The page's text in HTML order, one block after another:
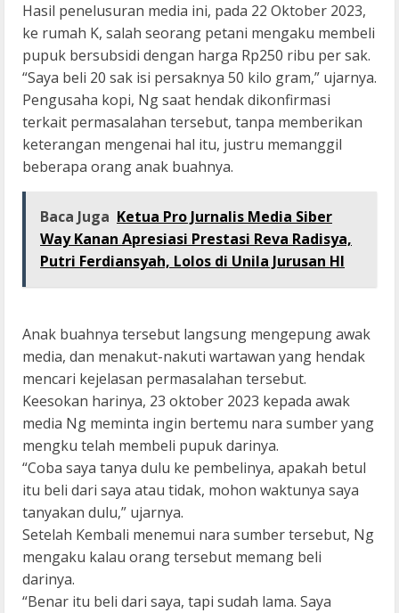
Hasil penelusuran media ini, pada 22 Oktober 2023,
ke rumah K, salah seorang petani mengaku membeli
pupuk bersubsidi dengan harga Rp250 ribu per sak.
“Saya beli 20 sak isi persaknya 50 kilo gram,” ujarnya.
Pengusaha kopi, Ng saat hendak dikonfirmasi
terkait permasalahan tersebut, tanpa memberikan
keterangan mengenai hal itu, justru memanggil
beberapa orang anak buahnya.
Baca Juga Ketua Pro Jurnalis Media Siber
Way Kanan Apresiasi Prestasi Reva Radisya,
Putri Ferdiansyah, Lolos di Unila Jurusan HI
Anak buahnya tersebut langsung mengepung awak
media, dan menakut-nakuti wartawan yang hendak
mencari kejelasan permasalahan tersebut.
Keesokan harinya, 23 oktober 2023 kepada awak
media Ng meminta ingin bertemu nara sumber yang
mengku telah membeli pupuk darinya.
“Coba saya tanya dulu ke pembelinya, apakah betul
itu beli dari saya atau tidak, mohon waktunya saya
tanyakan dulu,” ujarnya.
Setelah Kembali menemui nara sumber tersebut, Ng
mengaku kalau orang tersebut memang beli
darinya.
“Benar itu beli dari saya, tapi sudah lama. Saya